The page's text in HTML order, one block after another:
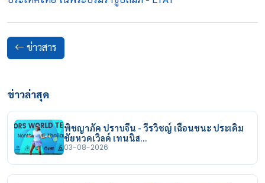
ข่าวสาร
ข่าวล่าสุด
พิชญาภัค ปราบจีน - วีรวิชญ์ เฉือนชนะ ประเดิม
ชัยหวดเวิลด์ เทนนิส…
03-08-2026